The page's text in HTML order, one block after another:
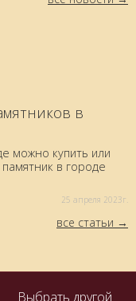
в
можно купить или
в городе
25 aпреля 2023г.
все статьи
Выбрать другой